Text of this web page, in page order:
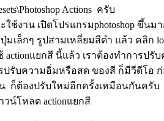
Actions ครับ
ะใช้งาน เปิดโปรแกรมphotoshop ขึ้น
มเล็กๆ รูปสามเหลี่ยมสีดำ แล้ว คลิก
actionแยกสี นี้แล้ว เราต้องทำการป
ปรับความอิ่มหรือสด ของสี ก็มีวีดีโอ
ก็ต้องปรับใหม่อีกครั้งเหมือนกันครับ
วน์โหลด actionแยกสี